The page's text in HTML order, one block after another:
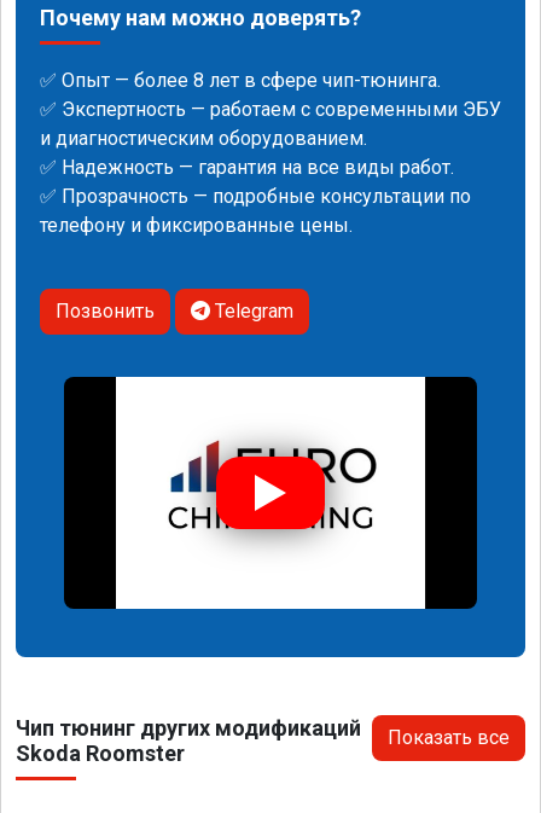
Почему нам можно доверять?
✅ Опыт — более 8 лет в сфере чип-тюнинга.
✅ Экспертность — работаем с современными ЭБУ
и диагностическим оборудованием.
✅ Надежность — гарантия на все виды работ.
✅ Прозрачность — подробные консультации по
телефону и фиксированные цены.
Позвонить Telegram
Чип тюнинг других модификаций
Skoda Roomster
Показать все